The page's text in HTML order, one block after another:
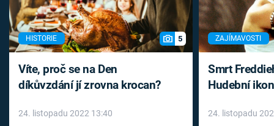
HISTORIE 5
Víte, proč se na Den
díkůvzdání jí zrovna krocan?
24. listopadu 2022 13:40
ZAJÍMAVOSTI
Smrt
Hudební
léky
24. listopadu